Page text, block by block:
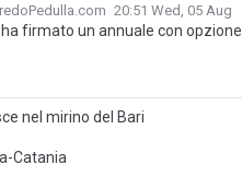
20:51 Wed, 05 Aug
firmato un annuale con opzione
nel mirino del Bari
Catania